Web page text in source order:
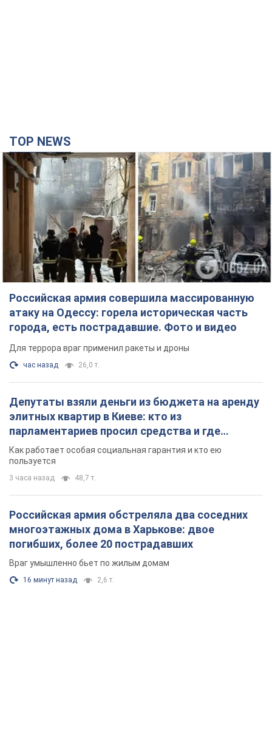
TOP NEWS
Российская армия совершила массированную
атаку на Одессу: горела историческая часть
города, есть пострадавшие. Фото и видео
Для террора враг применил ракеты и дроны
час назад 26,0 т.
Депутаты взяли деньги из бюджета на аренду
элитных квартир в Киеве: кто из
парламентариев просил средства и где
поселился
Как работает особая социальная гарантия и кто ею
пользуется
3 часа назад 48,7 т.
Российская армия обстреляла два соседних
многоэтажных дома в Харькове: двое
погибших, более 20 пострадавших
Враг умышленно бьет по жилым домам
16 минут назад 2,6 т.